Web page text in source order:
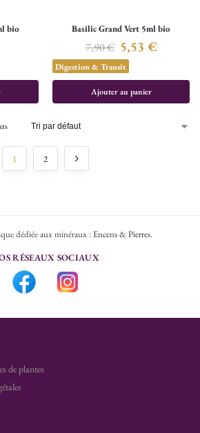
bio Basilic Grand Vert 5ml bio
7,90€ 5,53 €
Digestion & Transit
Ajouter au panier
1 2
dédiée aux minéraux :Encens & Pierres.
RÉSEAUX SOCIAUX
de plantes